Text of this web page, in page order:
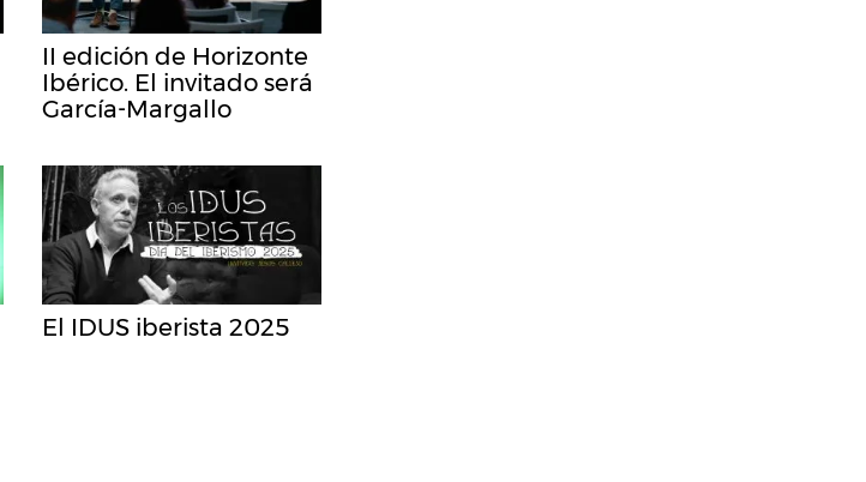
II edición de Horizonte
Ibérico. El invitado será
García-Margallo
El IDUS iberista 2025